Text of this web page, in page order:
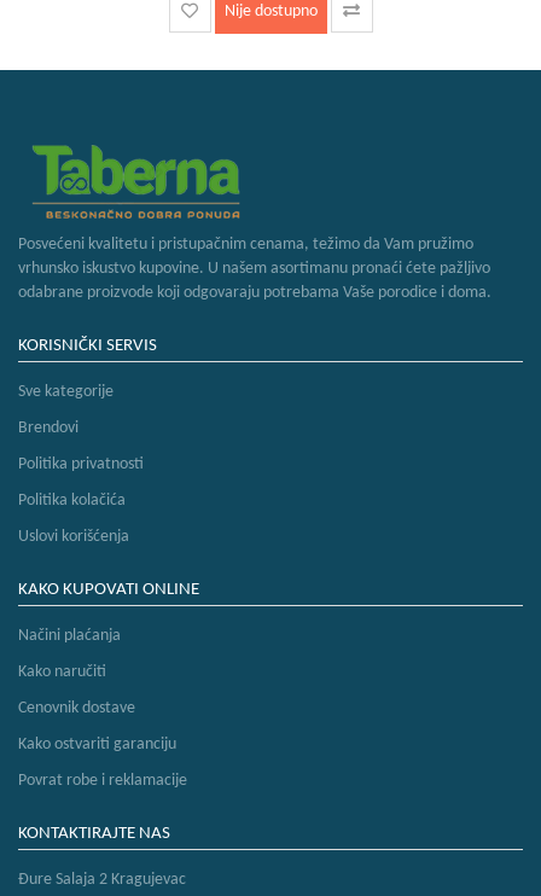
Nije dostupno
Posvećeni kvalitetu i pristupačnim cenama, težimo da Vam pružimo
vrhunsko iskustvo kupovine. U našem asortimanu pronaći ćete pažljivo
odabrane proizvode koji odgovaraju potrebama Vaše porodice i doma.
KORISNIČKI SERVIS
Sve kategorije
Brendovi
Politika privatnosti
Politika kolačića
Uslovi korišćenja
KAKO KUPOVATI ONLINE
Načini plaćanja
Kako naručiti
Cenovnik dostave
Kako ostvariti garanciju
Povrat robe i reklamacije
KONTAKTIRAJTE NAS
Đure Salaja 2 Kragujevac